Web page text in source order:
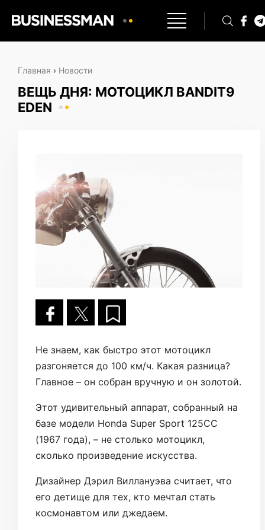
Главная › Новости
ВЕЩЬ ДНЯ: МОТОЦИКЛ BANDIT9
EDEN
Не знаем, как быстро этот мотоцикл
разгоняется до 100 км/ч. Какая разница?
Главное – он собран вручную и он золотой.
Этот удивительный аппарат, собранный на
базе модели Honda Super Sport 125СС
(1967 года), – не столько мотоцикл,
сколько произведение искусства.
Дизайнер Дэрил Виллануэва считает, что
его детище для тех, кто мечтал стать
космонавтом или джедаем.